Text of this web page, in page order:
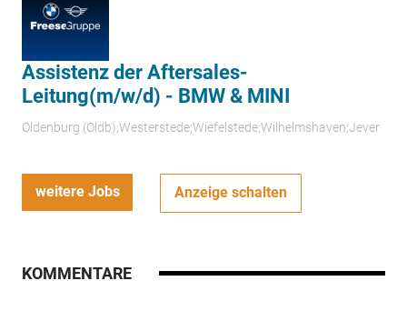
Assistenz der Aftersales-
Leitung(m/w/d) - BMW & MINI
Oldenburg (Oldb);Westerstede;Wiefelstede;Wilhelmshaven;Jever
weitere Jobs Anzeige schalten
KOMMENTARE